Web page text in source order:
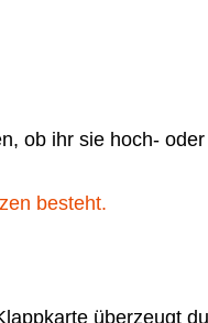
ob ihr sie hoch-
überzeugt